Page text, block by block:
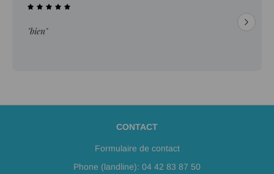
"Tarifs, qualité, livraison
CONTACT
Formulaire de contact
Phone (landline): 04 42 83 87 50